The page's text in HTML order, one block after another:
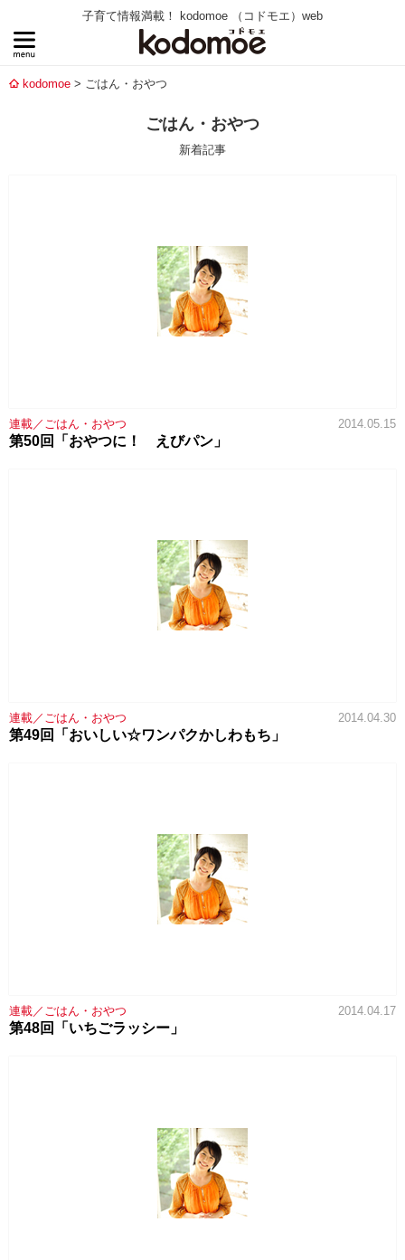
子育て情報満載！ kodomoe （コドモエ）web
kodomoe ごはん・おやつ
ごはん・おやつ
新着記事
連載／ごはん・おやつ 2014.05.15
第50回「おやつに！ えびパン」
連載／ごはん・おやつ 2014.04.30
第49回「おいしい☆ワンパクかしわもち」
連載／ごはん・おやつ 2014.04.17
第48回「いちごラッシー」